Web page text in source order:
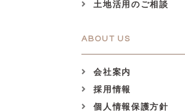
土地活用のご相談
ABOUT US
会社案内
採用情報
個人情報保護方針